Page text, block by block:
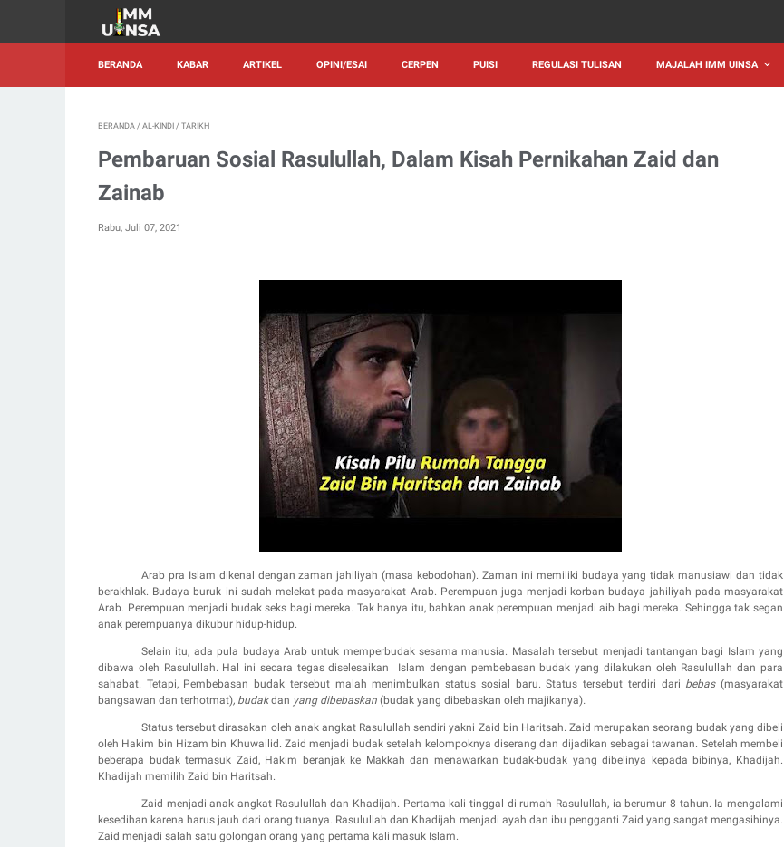
BERANDA KABAR ARTIKEL OPINI/ESAI CERPEN PUISI REGULASI TULISAN MAJALAH IMM UINSA
BERANDA / AL-KINDI / TARIKH
Pembaruan Sosial Rasulullah, Dalam Kisah Pernikahan Zaid dan
Zainab
Rabu, Juli 07, 2021
Arab pra Islam dikenal dengan zaman jahiliyah (masa kebodohan). Zaman ini memiliki budaya yang tidak manusiawi dan tidak
berakhlak. Budaya buruk ini sudah melekat pada masyarakat Arab. Perempuan juga menjadi korban budaya jahiliyah pada masyarakat
Arab. Perempuan menjadi budak seks bagi mereka. Tak hanya itu, bahkan anak perempuan menjadi aib bagi mereka. Sehingga tak segan
anak perempuanya dikubur hidup-hidup.
Selain itu, ada pula budaya Arab untuk memperbudaksesama manusia . Masalah tersebut menjadi tantangan bagi Islam yang
dibawa oleh Rasulullah. Hal ini secara tegas diselesaikan
Islam dengan pembebasan budak yang dilakukan oleh Rasulullah dan para
sahabat. Tetapi, Pembebasan budak tersebut malah menimbulkan status sosial baru. Status tersebut terdiri dari bebas(masyarakat
bangsawan dan terhotmat), budakdan yang dibebaskan (budak yang dibebaskan oleh majikanya)
Status tersebut dirasakan oleh anak angkat Rasulullah sendiri yakni Zaid bin Haritsah. Zaid merupakan seorang budak yang dibeli
oleh Hakim bin Hizam bin Khuwailid. Zaid menjadi budak setelah kelompoknya diserang dan dijadikan sebagai tawanan. Setelah membeli
beberapa budak termasuk Zaid, Hakim beranjak ke Makkah dan menawarkan budak-budak yang dibelinya kepada bibinya, Khadijah.
Khadijah memilih Zaid bin Haritsah.
Zaid menjadi anak angkat Rasulullah dan Khadijah. Pertama kali tinggal di rumah Rasulullah, ia berumur 8 tahun. Ia mengalami
kesedihan karena harus jauh dari orang tuanya. Rasulullah dan Khadijah menjadi ayah dan ibu pengganti Zaid yang sangat mengasihinya
Zaid menjadi salah satu golongan orang yang pertama kali masuk Islam.